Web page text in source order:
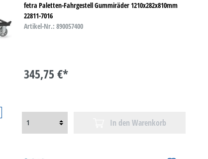
fetra Paletten-Fahrgestell Gummiräder 1210x282x810mm
22811-7016
Artikel-Nr.: 890057400
345,75 €*
In den Warenkorb